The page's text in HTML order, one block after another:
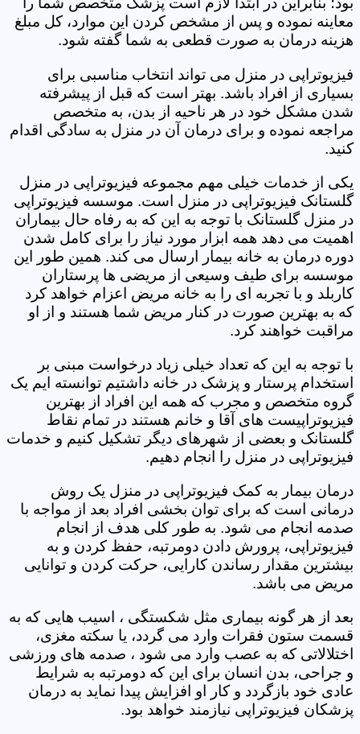
معاینه نموده و پس از مشخص کردن این موارد، کل مبلغ
هزینه درمان به صورت قطعی به شما گفته شود.
فیزیوتراپی در منزل می تواند انتخاب مناسبی برای
بسیاری از افراد باشد. بهتر است که قبل از پیشرفته
شدن مشکل خود در هر ناحیه از بدن، به متخصص
مراجعه نموده و برای درمان آن در منزل به سادگی اقدام
کنید.
یکی از خدمات خیلی مهم مجموعه فیزیوتراپی در منزل
گلستانک فیزیوتراپی در منزل است. موسسه فیزیوتراپی
در منزل گلستانک با توجه به این که به رفاه حال بیماران
اهمیت می دهد همه ابزار مورد نیاز را برای کامل شدن
دوره درمان به خانه بیمار ارسال می کند. همین طور این
موسسه برای طیف وسیعی از مریضی ها پرستاران
کاربلد و با تجربه ای را به خانه مریض اعزام خواهد کرد
که به بهترین صورت در کنار مریض شما هستند و از او
مراقبت خواهند کرد.
با توجه به این که تعداد خیلی زیاد درخواست مبنی بر
استخدام پرستار و پزشک در خانه داشتیم توانسته ایم یک
گروه متخصص و مجرب که همه این افراد از بهترین
فیزیوتراپیست های آقا و خانم هستند در تمام نقاط
گلستانک و بعضی از شهرهای دیگر تشکیل کنیم و خدمات
فیزیوتراپی در منزل را انجام دهیم.
درمان بیمار به کمک فیزیوتراپی در منزل یک روش
درمانی است که برای توان بخشی افراد بعد از مواجه با
صدمه انجام می شود. به طور کلی هدف از انجام
فیزیوتراپی، پرورش دادن دومرتبه، حفظ کردن و به
بیشترین مقدار رساندن کارایی، حرکت کردن و توانایی
مریض می باشد.
بعد از هر گونه بیماری مثل شکستگی ، اسیب هایی که به
قسمت ستون فقرات وارد می گردد، یا سکته مغزی،
اختلالاتی که به عصب وارد می شود ، صدمه های ورزشی
و جراحی، بدن انسان برای این که دومرتبه به شرایط
عادی خود بازگردد و کار او افزایش پیدا نماید به درمان
پزشکان فیزیوتراپی نیازمند خواهد بود.